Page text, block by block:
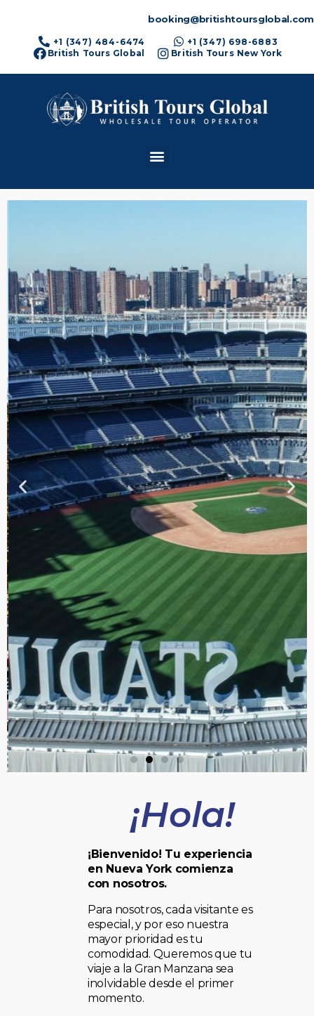
booking@britishtoursglobal.com
+1 (347) 484-6474
+1 (347) 698-6883
British Tours Global
British Tours New York
TOUR DE
CONTRASTES
¡Hola!
¡Bienvenido! Tu experiencia
en Nueva York comienza
con nosotros.
Para nosotros, cada visitante es
especial, y por eso nuestra
mayor prioridad es tu
comodidad. Queremos que tu
viaje a la Gran Manzana sea
inolvidable desde el primer
momento.